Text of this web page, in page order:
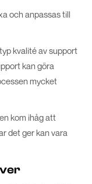
och anpassas till
kvalité av support
kan göra
mycket
kom ihåg att
det ger kan vara